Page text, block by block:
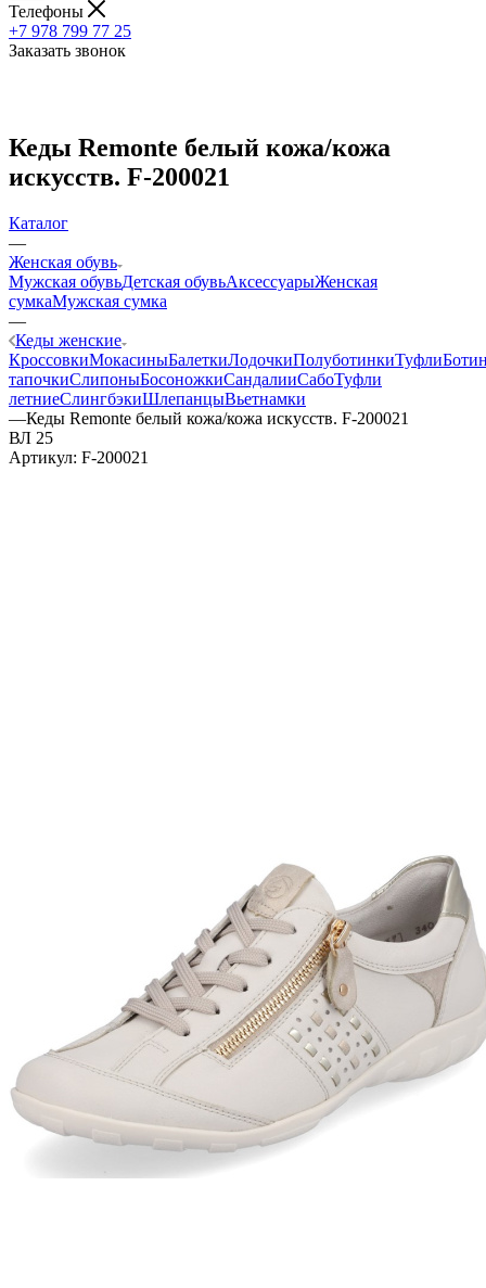
Телефоны
+7 978 799 77 25
Заказать звонок
Кеды Remonte белый кожа/кожа
искусств. F-200021
Каталог
—
Женская обувь
Мужская обувьДетская обувьАксессуарыЖенская
сумкаМужская сумка
—
Кеды женские
КроссовкиМокасиныБалеткиЛодочкиПолуботинкиТуфли
тапочкиСлипоныБосоножкиСандалииСабоТуфли
летниеСлингбэкиШлепанцыВьетнамки
—Кеды Remonte белый кожа/кожа искусств. F-200021
ВЛ 25
Артикул: F-200021